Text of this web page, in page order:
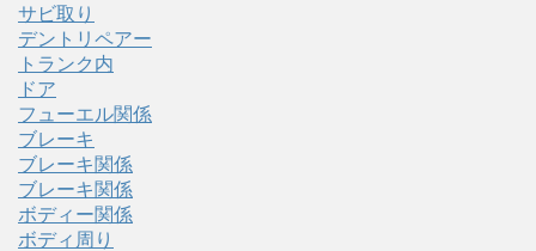
サビ取り
デントリペアー
トランク内
ドア
フューエル関係
ブレーキ
ブレーキ関係
ブレーキ関係
ボディー関係
ボディ周り